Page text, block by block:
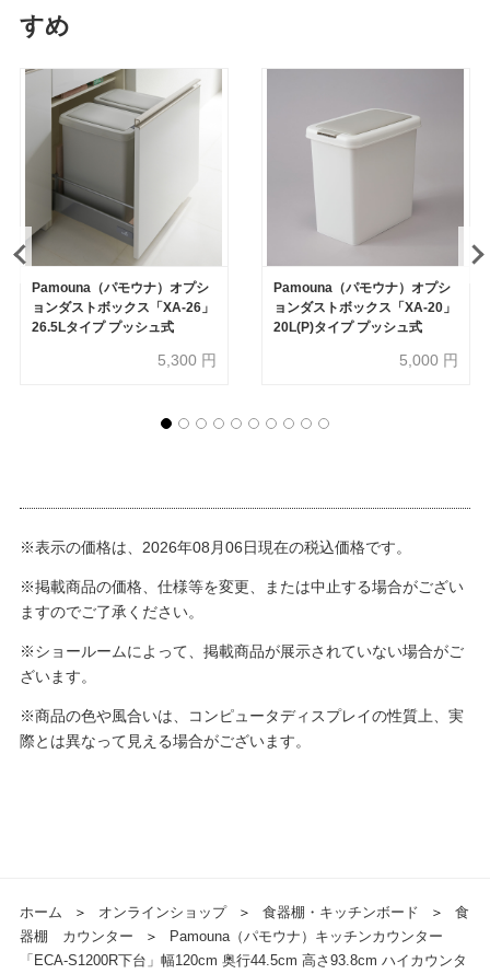
すめ
Pamouna（パモウナ）オプシ
ョンダストボックス「XA-26」
26.5Lタイプ プッシュ式
5,300 円
Pamouna（パモウナ）オプシ
ョンダストボックス「XA-20」
20L(P)タイプ プッシュ式
5,000 円
※表示の価格は、2026年08月06日現在の税込価格です。
※掲載商品の価格、仕様等を変更、または中止する場合がござい
ますのでご了承ください。
※ショールームによって、掲載商品が展示されていない場合がご
ざいます。
※商品の色や風合いは、コンピュータディスプレイの性質上、実
際とは異なって見える場合がございます。
ホーム ＞ オンラインショップ ＞ 食器棚・キッチンボード ＞
食
器棚 カウンター
＞
Pamouna（パモウナ）キッチンカウンター
「ECA-S1200R下台」幅120cm 奥行44.5cm 高さ93.8cm ハイカウンタ